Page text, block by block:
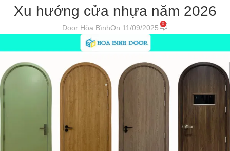
Xu hướng cửa nhựa năm 2026
Door Hòa BìnhOn 11/09/2025 0